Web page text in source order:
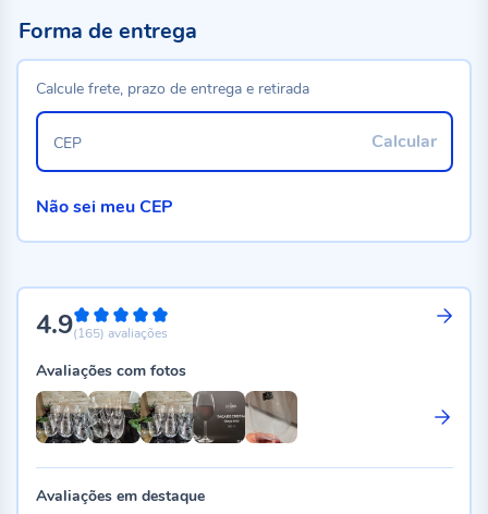
4.998%
(165) avaliações
Avaliações com fotos
Avaliações em destaque
Forma de entrega
Calcule frete, prazo de entrega e retirada
Calcular
CEP
Não sei meu CEP